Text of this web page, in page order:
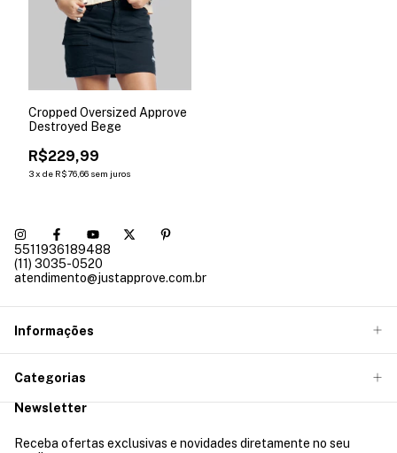
Cropped Oversized Approve
Destroyed Bege
R$229,99
3x de R$76,66 sem juros
5511936189488
(11) 3035-0520
atendimento@justapprove.com.br
Informações
Categorias
Newsletter
Receba ofertas exclusivas e novidades diretamente no seu